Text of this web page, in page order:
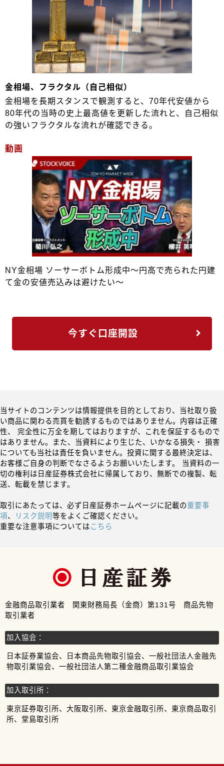
金相場、フラクタル（自己相似）
金相場を長期スタンスで観測すると、70年代安値から
80年代の当時の史上最高値を更新した流れと、自己相似
の強いフラクタルな流れが確認できる。
動画
NY金相場 ソーサーボトム形成中～円高で売られた円建
て金の安値売込みは避けたい～
今すぐ口座開設
当サイトのコンテンツは情報提供を目的としており、当社取り扱
い商品に関わる売買を勧誘するものではありません。内容は正確
性、 完全性に万全を期してはおりますが、これを保証するもので
はありません。また、当資料により生じた、いかなる損失・ 損害
についても当社は責任を負いません。投資に関する最終決定は、
お客様ご自身の判断でなさるようお願いいたします。 当資料の一
切の権利は日産証券株式会社に帰属しており、無断での複製、転
送、転載を禁じます。
取引にあたっては、必ず日産証券ホームページに記載の重要事
項、 リスク説明等をよくご確認ください。
重要な注意事項についてはこちら
金融商品取引業者 関東財務局長（金商）第131号 商品先物
取引業者
加入協会：
日本証券業協会、日本商品先物取引協会、一般社団法人金融先
物取引業協会、一般社団法人第二種金融商品取引業協会
加入取引所：
東京証券取引所、大阪取引所、東京金融取引所、東京商品取引
所、堂島取引所